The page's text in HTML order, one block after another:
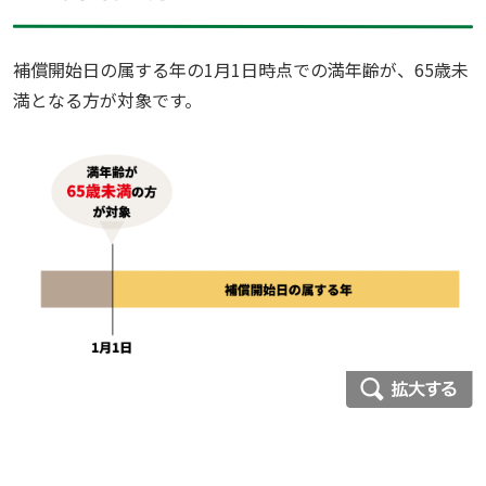
補償開始日の属する年の1月1日時点での満年齢が、65歳未
満となる方が対象です。